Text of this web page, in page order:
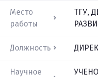
Место
работы
ТГУ,
Должность
Научное